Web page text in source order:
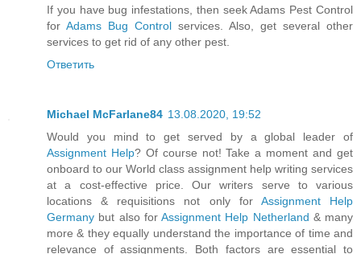
If you have bug infestations, then seek Adams Pest Control
for Adams Bug Control services. Also, get several other
services to get rid of any other pest.
Ответить
Michael McFarlane84 13.08.2020, 19:52
Would you mind to get served by a global leader of
Assignment Help? Of course not! Take a moment and get
onboard to our World class assignment help writing services
at a cost-effective price. Our writers serve to various
locations & requisitions not only for Assignment Help
Germany but also for Assignment Help Netherland & many
more & they equally understand the importance of time and
relevance of assignments. Both factors are essential to